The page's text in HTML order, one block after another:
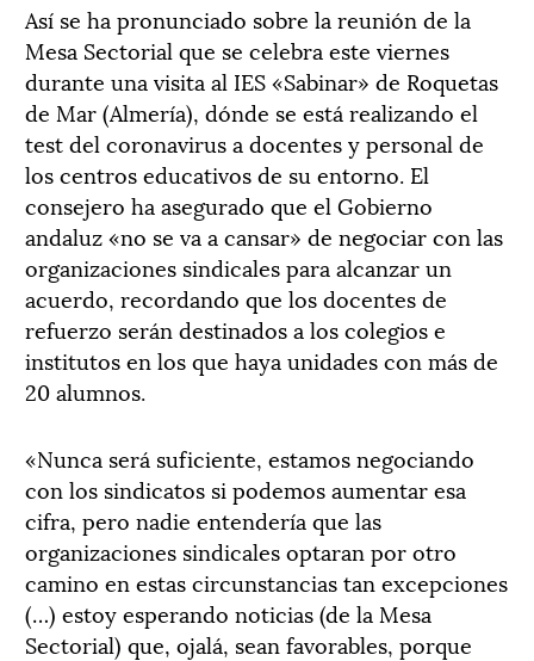
Así se ha pronunciado sobre la reunión de la
Mesa Sectorial que se celebra este viernes
durante una visita al IES «Sabinar» de Roquetas
de Mar (Almería), dónde se está realizando el
test del coronavirus a docentes y personal de
los centros educativos de su entorno. El
consejero ha asegurado que el Gobierno
andaluz «no se va a cansar» de negociar con las
organizaciones sindicales para alcanzar un
acuerdo, recordando que los docentes de
refuerzo serán destinados a los colegios e
institutos en los que haya unidades con más de
20 alumnos.
«Nunca será suficiente, estamos negociando
con los sindicatos si podemos aumentar esa
cifra, pero nadie entendería que las
organizaciones sindicales optaran por otro
camino en estas circunstancias tan excepciones
(…) estoy esperando noticias (de la Mesa
Sectorial) que, ojalá, sean favorables, porque